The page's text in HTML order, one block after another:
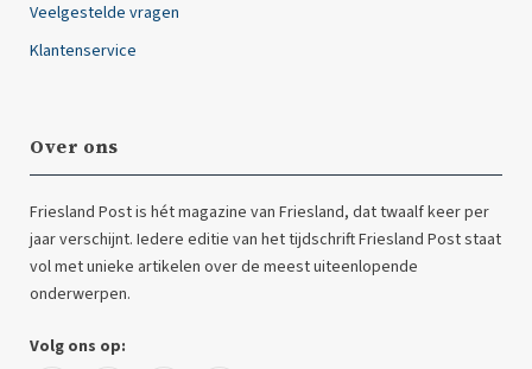
Veelgestelde vragen
Klantenservice
Over ons
Friesland Post is hét magazine van Friesland, dat twaalf keer per
jaar verschijnt. Iedere editie van het tijdschrift Friesland Post staat
vol met unieke artikelen over de meest uiteenlopende
onderwerpen.
Volg ons op: